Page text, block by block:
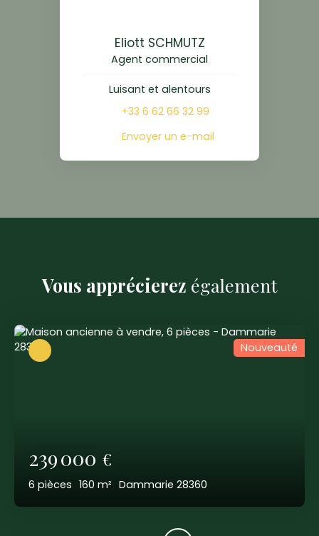
Eliott SCHMUTZ
Agent commercial
Luisant et alentours
+33 6 62 66 32 99
Envoyer un e-mail
Vous apprécierez également
239 000 €
6 pièces 160 m² Dammarie 28360
Nouveauté